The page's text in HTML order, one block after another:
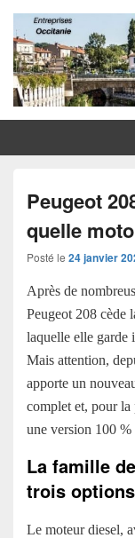
Peugeot
quelle
Posté le 24 janvier
Après de
Peugeot 208 cède
laquelle elle garde
Mais attention,
apporte un
complet et, pour la
une version 100 %
La famille
trois
Le moteur diesel,